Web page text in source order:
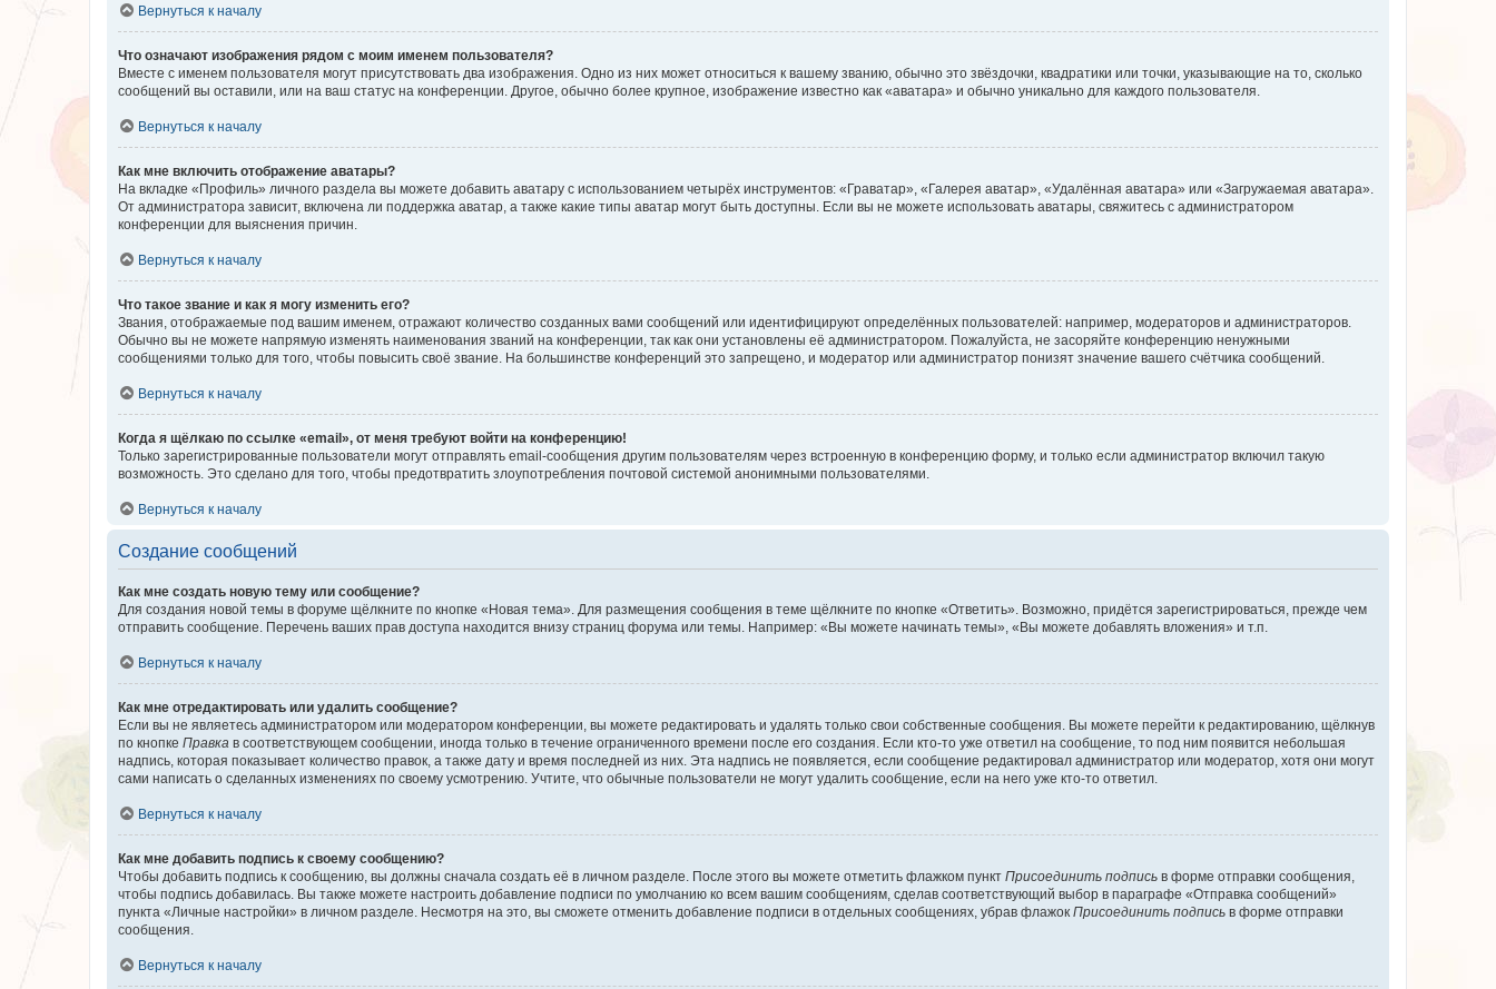
Вернуться к началу
Что означают изображения рядом с моим именем пользователя?
Вместе с именем пользователя могут присутствовать два изображения. Одно из них может относиться к вашему званию, обычно это звёздочки, квадратики или точки, указывающие на то, сколько
сообщений вы оставили, или на ваш статус на конференции. Другое, обычно более крупное, изображение известно как «аватара» и обычно уникально для каждого пользователя.
Вернуться к началу
Как мне включить отображение аватары?
На вкладке «Профиль» личного раздела вы можете добавить аватару с использованием четырёх инструментов: «Граватар», «Галерея аватар», «Удалённая аватара» или «Загружаемая аватара».
От администратора зависит, включена ли поддержка аватар, а также какие типы аватар могут быть доступны. Если вы не можете использовать аватары, свяжитесь с администратором
конференции для выяснения причин.
Вернуться к началу
Что такое звание и как я могу изменить его?
Звания, отображаемые под вашим именем, отражают количество созданных вами сообщений или идентифицируют определённых пользователей: например, модераторов и администраторов.
Обычно вы не можете напрямую изменять наименования званий на конференции, так как они установлены её администратором. Пожалуйста, не засоряйте конференцию ненужными
сообщениями только для того, чтобы повысить своё звание. На большинстве конференций это запрещено, и модератор или администратор понизят значение вашего счётчика сообщений.
Вернуться к началу
Когда я щёлкаю по ссылке «email», от меня требуют войти на конференцию!
Только зарегистрированные пользователи могут отправлять email-сообщения другим пользователям через встроенную в конференцию форму, и только если администратор включил такую
возможность. Это сделано для того, чтобы предотвратить злоупотребления почтовой системой анонимными пользователями.
Вернуться к началу
Создание сообщений
Как мне создать новую тему или сообщение?
Для создания новой темы в форуме щёлкните по кнопке «Новая тема». Для размещения сообщения в теме щёлкните по кнопке «Ответить». Возможно, придётся зарегистрироваться, прежде чем
отправить сообщение. Перечень ваших прав доступа находится внизу страниц форума или темы. Например: «Вы можете начинать темы», «Вы можете добавлять вложения» и т.п.
Вернуться к началу
Как мне отредактировать или удалить сообщение?
Если вы не являетесь администратором или модератором конференции, вы можете редактировать и удалять только свои собственные сообщения. Вы можете перейти к редактированию, щёлкнув
по кнопке Правка в соответствующем сообщении, иногда только в течение ограниченного времени после его создания. Если кто-то уже ответил на сообщение, то под ним появится небольшая
надпись, которая показывает количество правок, а также дату и время последней из них. Эта надпись не появляется, если сообщение редактировал администратор или модератор, хотя они могут
сами написать о сделанных изменениях по своему усмотрению. Учтите, что обычные пользователи не могут удалить сообщение, если на него уже кто-то ответил.
Вернуться к началу
Как мне добавить подпись к своему сообщению?
Чтобы добавить подпись к сообщению, вы должны сначала создать её в личном разделе. После этого вы можете отметить флажком пункт Присоединить подпись в форме отправки сообщения,
чтобы подпись добавилась. Вы также можете настроить добавление подписи по умолчанию ко всем вашим сообщениям, сделав соответствующий выбор в параграфе «Отправка сообщений»
пункта «Личные настройки» в личном разделе. Несмотря на это, вы сможете отменить добавление подписи в отдельных сообщениях, убрав флажок Присоединить подпись в форме отправки
сообщения.
Вернуться к началу